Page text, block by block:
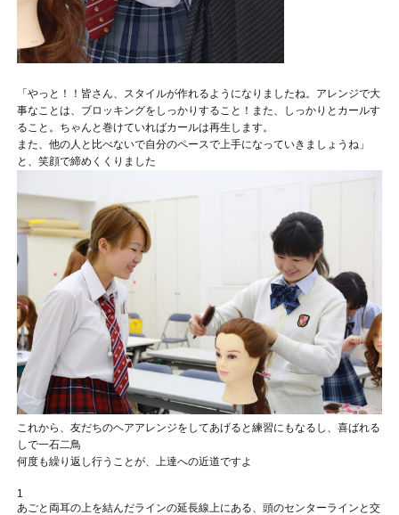
「やっと！！皆さん、スタイルが作れるようになりましたね。アレンジで大
事なことは、ブロッキングをしっかりすること！また、しっかりとカールす
ること。ちゃんと巻けていればカールは再生します。
また、他の人と比べないで自分のペースで上手になっていきましょうね」
と、笑顔で締めくくりました
これから、友だちのヘアアレンジをしてあげると練習にもなるし、喜ばれる
しで一石二鳥
何度も繰り返し行うことが、上達への近道ですよ
1
あごと両耳の上を結んだラインの延長線上にある、頭のセンターラインと交